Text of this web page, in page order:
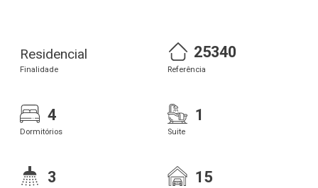
Residencial
Finalidade
25340
Referência
4
Dormitórios
1
Suite
3 15